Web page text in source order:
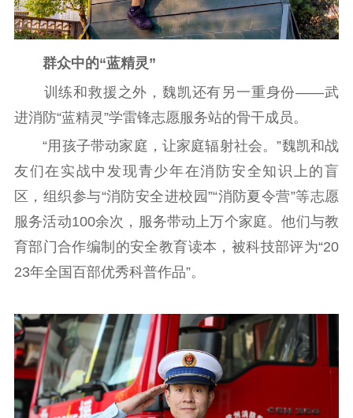
群众中的“蓝精灵”
训练和救援之外，魏凯还有另一重身份——武
进消防“蓝精灵”学雷锋志愿服务站的骨干成员。
“用孩子带动家庭，让家庭辐射社会。”魏凯和战
友们在实战中发现青少年在消防安全知识上的盲
区，组织参与“消防安全进校园”“消防夏令营”等志愿
服务活动100余次，服务带动上万个家庭。他们与教
育部门合作编制的安全教育读本，被科技部评为“20
23年全国百部优秀科普作品”。